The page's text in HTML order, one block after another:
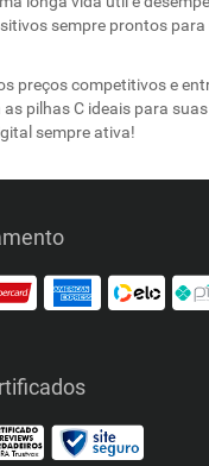
sempre prontos
preços competitivos e
pilhas C ideais para
sempre ativa!